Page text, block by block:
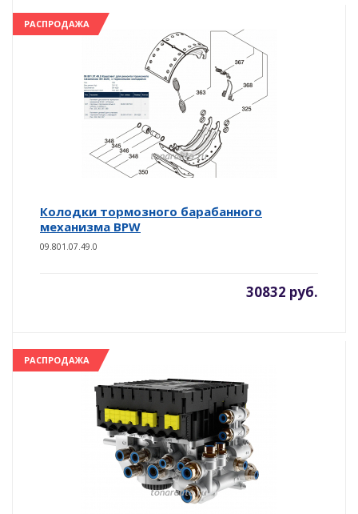
РАСПРОДАЖА
Колодки тормозного барабанного
механизма BPW
09.801.07.49.0
30832 руб.
РАСПРОДАЖА